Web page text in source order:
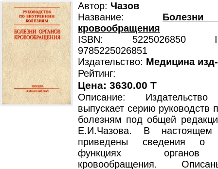
Автор: Чазов
Название:
кровообращения
ISBN: 5225026850
9785225026851
Издательство: Медицина
Рейтинг:
Цена: 3630.00 T
Описание:
выпускает серию руководств
болезням под общей
Е.И.Чазова. В настоящем
приведены сведения о
функциях органов
кровообращения.